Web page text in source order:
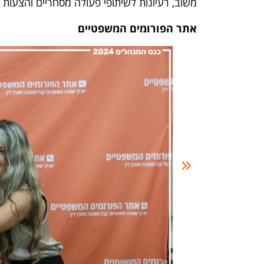
אתר הפורומים המשפטיים